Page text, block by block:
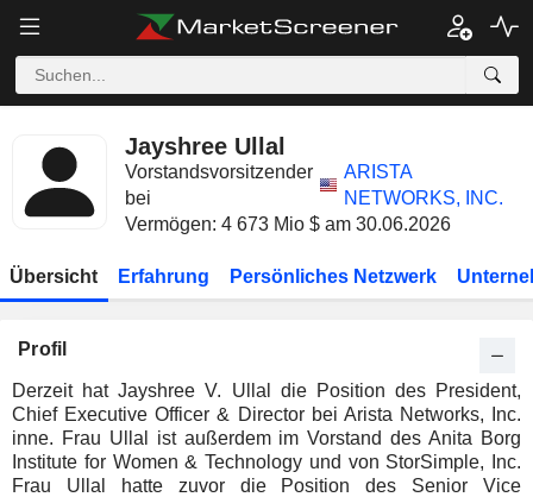
Jayshree Ullal
Vorstandsvorsitzender
bei
ARISTA
NETWORKS, INC.
Vermögen: 4 673 Mio $ am 30.06.2026
Übersicht Erfahrung Persönliches Netzwerk
Profil
Derzeit hat Jayshree V. Ullal die Position des President,
Chief Executive Officer & Director bei Arista Networks, Inc.
inne. Frau Ullal ist außerdem im Vorstand des Anita Borg
Institute for Women & Technology und von StorSimple, Inc.
Frau Ullal hatte zuvor die Position des Senior Vice